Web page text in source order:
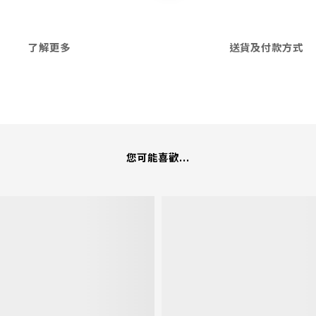
了解更多 送貨及付款方式
您可能喜歡...